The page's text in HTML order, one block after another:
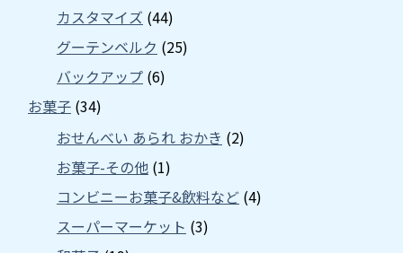
カスタマイズ (44)
グーテンベルク (25)
バックアップ (6)
お菓子 (34)
おせんべい あられ おかき (2)
お菓子-その他 (1)
コンビニーお菓子&飲料など (4)
スーパーマーケット (3)